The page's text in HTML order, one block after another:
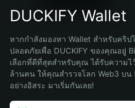
DUCKIFY Wallet
หากกำลังมองหา Wallet สำหรับคริป
ปลอดภัยเพื่อ DUCKIFY ของคุณอยู่
เลือกที่ดีที่สุดสำหรับคุณ ได้รับความไ
ล้านคน ให้คุณสำรวจโลก Web3 บน
อย่างอิสระ มาเริ่มกันเลย!